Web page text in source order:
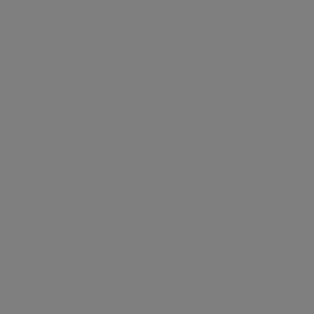
gourmand de fruits rouges et
Vin aux tanins souples,
et souple aux arômes de fruits